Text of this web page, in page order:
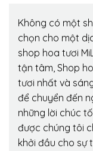
Không có một
chọn cho một
shop hoa tươi
tận tâm, Shop
tươi nhất và
để chuyển đến
những lời chúc
được chúng tôi
khởi đầu cho sự